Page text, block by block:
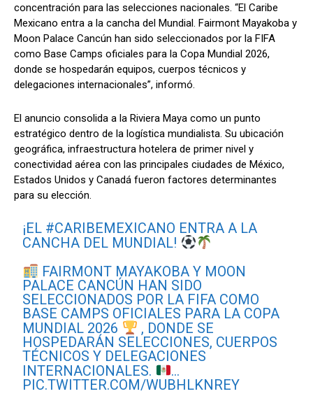
concentración para las selecciones nacionales. “El Caribe
Mexicano entra a la cancha del Mundial. Fairmont Mayakoba y
Moon Palace Cancún han sido seleccionados por la FIFA
como Base Camps oficiales para la Copa Mundial 2026,
donde se hospedarán equipos, cuerpos técnicos y
delegaciones internacionales”, informó.
El anuncio consolida a la Riviera Maya como un punto
estratégico dentro de la logística mundialista. Su ubicación
geográfica, infraestructura hotelera de primer nivel y
conectividad aérea con las principales ciudades de México,
Estados Unidos y Canadá fueron factores determinantes
para su elección.
¡EL #CARIBEMEXICANO ENTRA A LA
CANCHA DEL MUNDIAL!
FAIRMONT MAYAKOBA Y MOON
PALACE CANCÚN HAN SIDO
SELECCIONADOS POR LA FIFA COMO
BASE CAMPS OFICIALES PARA LA COPA
MUNDIAL 2026
, DONDE SE
HOSPEDARÁN SELECCIONES, CUERPOS
TÉCNICOS Y DELEGACIONES
INTERNACIONALES.
…
PIC.TWITTER.COM/WUBHLKNREY